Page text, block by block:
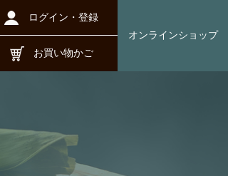
オンラインショップ
ログイン・ 登録
お買い物かご